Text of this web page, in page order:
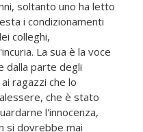
soltanto uno ha letto
i condizionamenti
colleghi,
La sua è la voce
dalla parte degli
ragazzi che lo
che è stato
l'innocenza,
si dovrebbe mai